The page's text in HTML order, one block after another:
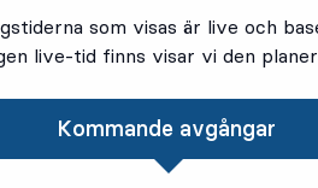
som visas är live och
live-tid finns visar vi den
Kommande avgångar